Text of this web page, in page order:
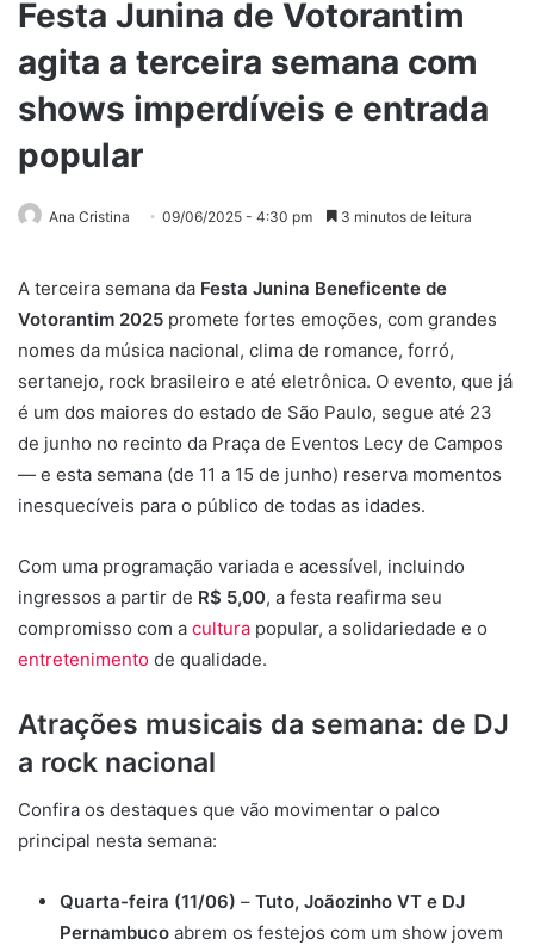
Festa Junina de Votorantim
agita a terceira semana com
shows imperdíveis e entrada
popular
Ana Cristina 09/06/2025 - 4:30 pm 3 minutos de leitura
A terceira semana da Festa Junina Beneficente de
Votorantim 2025 promete fortes emoções, com grandes
nomes da música nacional, clima de romance, forró,
sertanejo, rock brasileiro e até eletrônica. O evento, que já
é um dos maiores do estado de São Paulo, segue até 23
de junho no recinto da Praça de Eventos Lecy de Campos
— e esta semana (de 11 a 15 de junho) reserva momentos
inesquecíveis para o público de todas as idades.
Com uma programação variada e acessível, incluindo
ingressos a partir de R$ 5,00, a festa reafirma seu
compromisso com a cultura popular, a solidariedade e o
entretenimento de qualidade.
Atrações musicais da semana: de DJ
a rock nacional
Confira os destaques que vão movimentar o palco
principal nesta semana:
Quarta-feira (11/06) – Tuto, Joãozinho VT e DJ
Pernambuco abrem os festejos com um show jovem